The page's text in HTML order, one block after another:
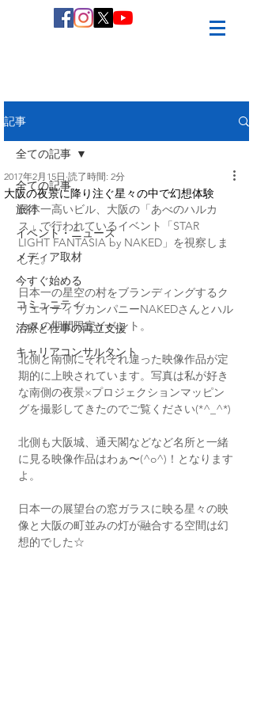
記事
全ての記事
旅行
イベント・ニュース
メディア取材
今すぐ始める
コミュニティ
治療と仕事の両立支援
キャリアコンサルタント
全ての記事
大阪の夜景に降り注ぐ星々の中で幻想体験
2017年2月15日 読了時間: 2分
日本一高いビル、大阪の「あべのハルカ
ス」で行われているイベント「STAR
LIGHT FANTASIA by NAKED」を視察しま
した。
日本一の星空の村をブランディングするク
リエイティブカンパニーNAKEDさんとハル
カスの期間限定イベント。
北側と南側にそれぞれ違った映像作品が定
期的に上映されています。写真は私が好き
な南側の夜景×プロジェクションマッピン
グを撮影してきたのでご覧ください(*^_^*)
北側も大阪城、通天閣などなど名所と一緒
に見る映像作品はわぁ〜(^o^)！となります
よ。
日本一の展望台の窓ガラスに映る星々の映
像と大阪の町並みの灯が融合する空間は幻
想的でした☆